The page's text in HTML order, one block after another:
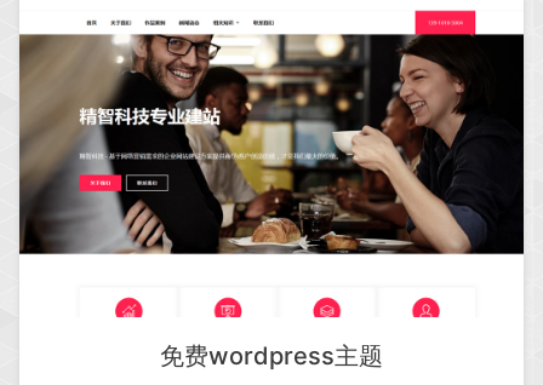
免费wordpress主题